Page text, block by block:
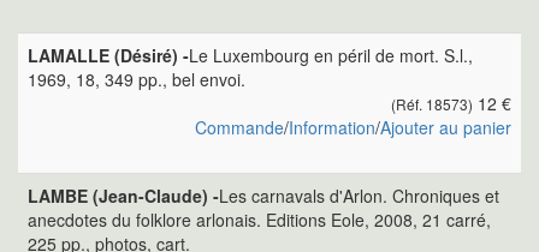
LAMALLE (Désiré) -Le Luxembourg en péril de mort. S.l.,
1969, 18, 349 pp., bel envoi.
(Réf. 18573) 12 €
Commande/Information/Ajouter au panier
LAMBE (Jean-Claude) -Les carnavals d'Arlon. Chroniques et
anecdotes du folklore arlonais. Editions Eole, 2008, 21 carré,
225 pp., photos, cart.